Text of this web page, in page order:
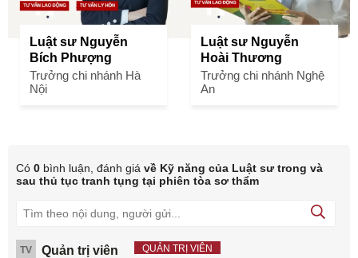
Luật sư Nguyễn
Bích Phượng
Trưởng chi nhánh Hà
Nội
Luật sư Nguyễn
Hoài Thương
Trưởng chi nhánh Nghệ
An
Có 0 bình luận, đánh giá về Kỹ năng của Luật sư trong và
sau thủ tục tranh tụng tại phiên tòa sơ thẩm
TV Quản trị viên QUẢN TRỊ VIÊN